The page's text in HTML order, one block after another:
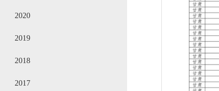
2020
2019
2018
2017